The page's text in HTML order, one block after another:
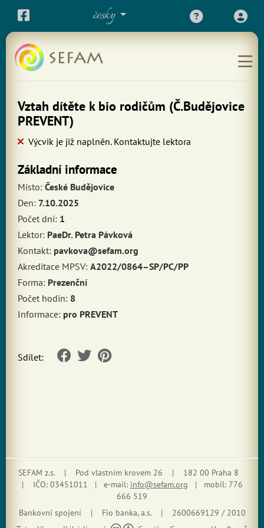
česky
Vztah dítěte k bio rodičům (Č.Budějovice
PREVENT)
Výcvik je již naplněn. Kontaktujte lektora
Základní informace
Místo: České Budějovice
Den: 7.10.2025
Počet dní: 1
Lektor: PaeDr. Petra Pávková
Kontakt: pavkova@sefam.org
Akreditace MPSV: A2022/0864–SP/PC/PP
Forma: Prezenční
Počet hodin: 8
Informace: pro PREVENT
Sdílet:
SEFAM z.s. | Pod vlastním krovem 26 | 182 00 Praha 8
| IČO: 03451011 | e-mail: info@sefam.org | mobil: 776
666 519
Bankovní spojení | Fio banka, a.s. | 2600669129 / 2010